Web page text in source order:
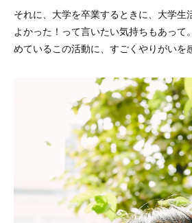
それに、大学を卒業するときに、大学生
よかった！って言いたい気持ちもあって
めているこの活動に、すごくやりがいを